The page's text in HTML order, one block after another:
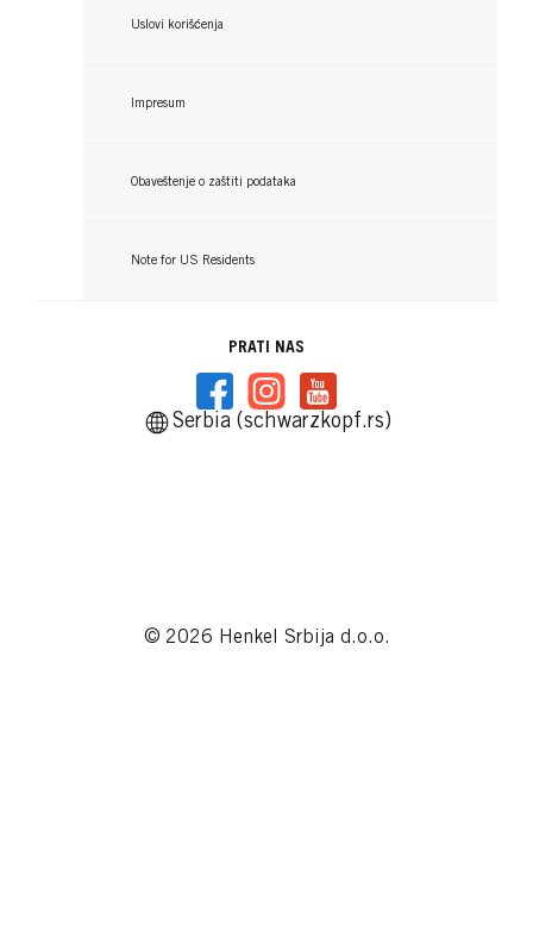
Uslovi korišćenja
Impresum
Obaveštenje o zaštiti podataka
Note for US Residents
PRATI NAS
Serbia (schwarzkopf.rs)
© 2026 Henkel Srbija d.o.o.